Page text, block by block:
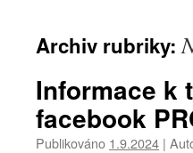
Archiv rubriky:
Informace k
facebook
Publikováno 1.9.2024 |